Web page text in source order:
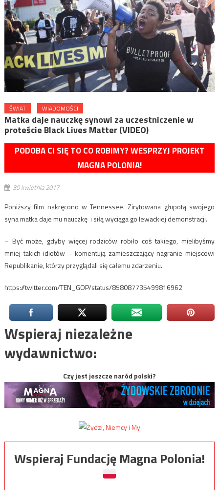
ŚWIAT WIADOMOŚCI
Matka daje nauczkę synowi za uczestniczenie w
proteście Black Lives Matter (VIDEO)
PODOBA CI SIĘ TO CO ROBIMY? WESPRZYJ PROJEKT
MAGNA POLONIA!
30 kwietnia 2017
Poniższy film nakręcono w Tennessee. Zirytowana głupotą swojego
syna matka daje mu nauczkę i siłą wyciąga go lewackiej demonstracji.
– Być może, gdyby więcej rodziców robiło coś takiego, mielibyśmy
mniej takich idiotów – komentują zamieszczający nagranie miejscowi
Republikanie, którzy przyglądali się całemu zdarzeniu.
https://twitter.com/TEN_GOP/status/858087735499816962
Wspieraj niezależne
wydawnictwo:
Czy jest jeszcze naród polski?
Wspieraj Fundację Magna Polonia!